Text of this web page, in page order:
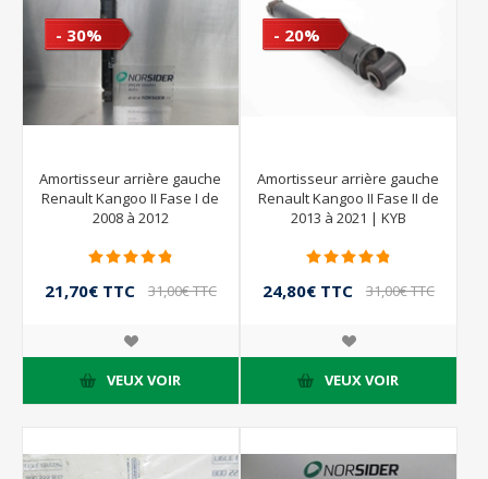
- 30%
Amortisseur arrière gauche
Renault Kangoo II Fase I de
2008 à 2012
21,70€ TTC 31,00€ TTC
VEUX VOIR
- 20%
Amortisseur arrière gauche
Renault Kangoo II Fase II de
2013 à 2021 | KYB
24,80€ TTC 31,00€ TTC
VEUX VOIR